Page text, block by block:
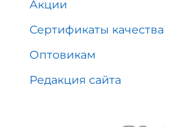
Акции
Сертификаты качества
Оптовикам
Редакция сайта